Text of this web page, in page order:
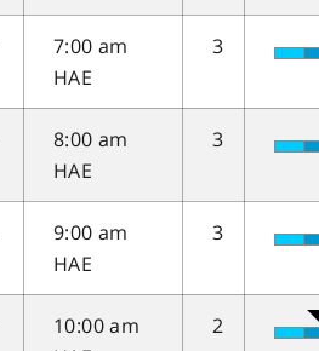
7:00 am
HAE
3
8:00 am
HAE
3
9:00 am
HAE
3
10:00 am
2